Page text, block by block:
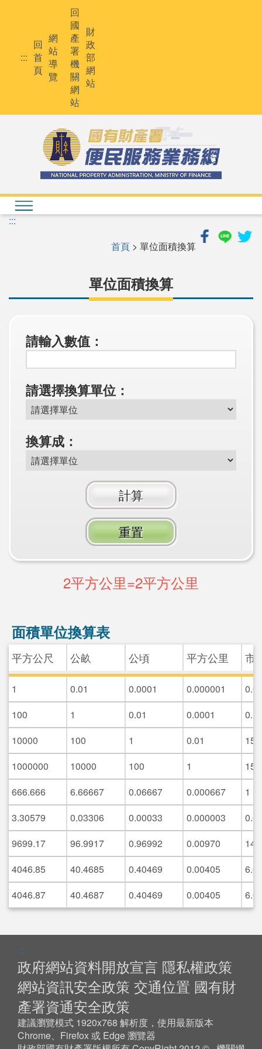
:::
回
首
頁
網
站
導
覽
回
國
產
署
機
關
網
站
財
政
部
網
站
:::
首頁 > 單位面積換算
單位面積換算
請輸入數值：
請選擇換算單位：
換算成：
計算
重置
2平方公里=2平方公里
面積單位換算表
平方公尺 公畝 公頃 平方公里 市
1 0.01 0.0001 0.000001
100
1 0.01 0.0001
10000
100 1 0.01
15
1000000
10000 100 1
666.666
6.66667 0.06667 0.000667
1
3.30579
0.03306 0.00033 0.000003
9699.17
96.9917 0.96992 0.00970
4046.85
40.4685 0.40469 0.00405
4046.87
40.4687 0.40469 0.00405
:::
政府網站資料開放宣言 隱私權政策
網站資訊安全政策 交通位置 國有財
產署資通安全政策
建議瀏覽模式 1920x768 解析度，使用最新版本
Chrome、Firefox 或 Edge 瀏覽器